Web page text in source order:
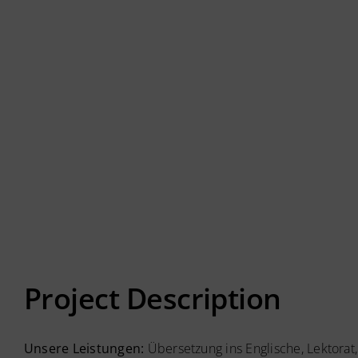
Project Description
Unsere Leistungen: Übersetzung ins Englische,